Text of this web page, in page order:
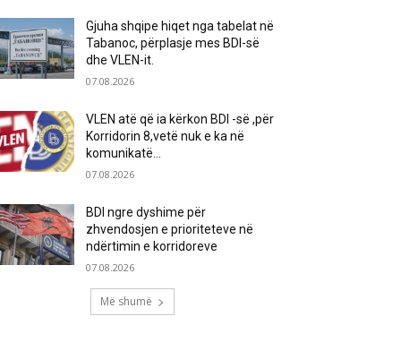
Gjuha shqipe hiqet nga tabelat në
Tabanoc, përplasje mes BDI-së
dhe VLEN-it.
07.08.2026
VLEN atë që ia kërkon BDI -së ,për
Korridorin 8,vetë nuk e ka në
komunikatë…
07.08.2026
BDI ngre dyshime për
zhvendosjen e prioriteteve në
ndërtimin e korridoreve
07.08.2026
Më shumë